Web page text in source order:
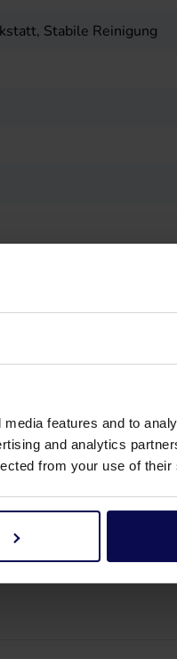
features and to
and analytics
from your use of
Stabile Reinigung